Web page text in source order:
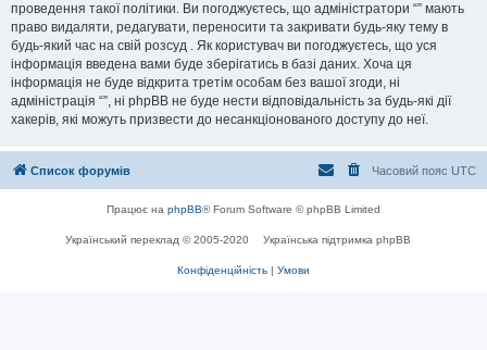
проведення такої політики. Ви погоджуєтесь, що адміністратори “” мають
право видаляти, редагувати, переносити та закривати будь-яку тему в
будь-який час на свій розсуд . Як користувач ви погоджуєтесь, що уся
інформація введена вами буде зберігатись в базі даних. Хоча ця
інформація не буде відкрита третім особам без вашої згоди, ні
адміністрація “”, ні phpBB не буде нести відповідальність за будь-які дії
хакерів, які можуть призвести до несанкціонованого доступу до неї.
Список форумів Часовий пояс UTC
Працює на phpBB® Forum Software © phpBB Limited
Український переклад © 2005-2020 Українська підтримка phpBB
Конфіденційність | Умови